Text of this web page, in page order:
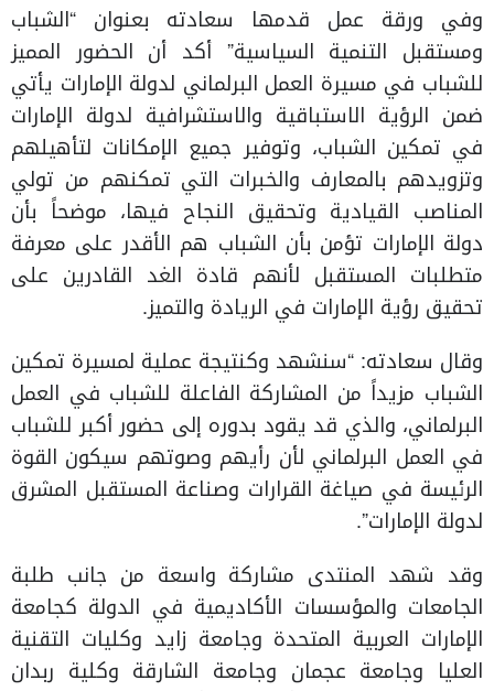
وفي ورقة عمل قدمها سعادته بعنوان “الشباب
ومستقبل التنمية السياسية” أكد أن الحضور المميز
للشباب في مسيرة العمل البرلماني لدولة الإمارات يأتي
ضمن الرؤية الاستباقية والاستشرافية لدولة الإمارات
في تمكين الشباب، وتوفير جميع الإمكانات لتأهيلهم
وتزويدهم بالمعارف والخبرات التي تمكنهم من تولي
المناصب القيادية وتحقيق النجاح فيها، موضحاً بأن
دولة الإمارات تؤمن بأن الشباب هم الأقدر على معرفة
متطلبات المستقبل لأنهم قادة الغد القادرين على
تحقيق رؤية الإمارات في الريادة والتميز.
وقال سعادته: “سنشهد وكنتيجة عملية لمسيرة تمكين
الشباب مزيداً من المشاركة الفاعلة للشباب في العمل
البرلماني، والذي قد يقود بدوره إلى حضور أكبر للشباب
في العمل البرلماني لأن رأيهم وصوتهم سيكون القوة
الرئيسة في صياغة القرارات وصناعة المستقبل المشرق
لدولة الإمارات”.
وقد شهد المنتدى مشاركة واسعة من جانب طلبة
الجامعات والمؤسسات الأكاديمية في الدولة كجامعة
الإمارات العربية المتحدة وجامعة زايد وكليات التقنية
العليا وجامعة عجمان وجامعة الشارقة وكلية ربدان